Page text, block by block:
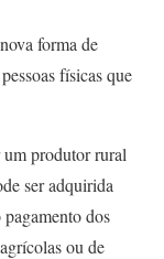
forma de
físicas que
produtor rural
ser adquirida
dos
ou de